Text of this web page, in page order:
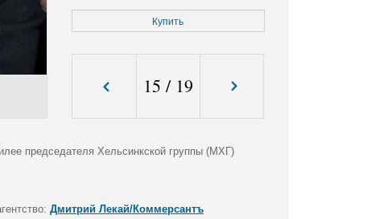
Купить
15 / 19
председателя Хельсинкской группы (МХГ)
Дмитрий Лекай/Коммерсантъ